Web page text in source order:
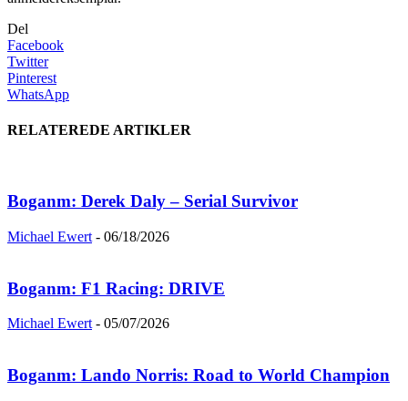
Del
Facebook
Twitter
Pinterest
WhatsApp
RELATEREDE ARTIKLER
Boganm: Derek Daly – Serial Survivor
Michael Ewert - 06/18/2026
Boganm: F1 Racing: DRIVE
Michael Ewert - 05/07/2026
Boganm: Lando Norris: Road to World Champion